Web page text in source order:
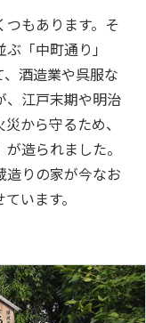
もあります。そ
「中町通り」
酒造業や呉服な
、江戸末期や明治
から守るため、
造られました。
造りの家が今なお
います。